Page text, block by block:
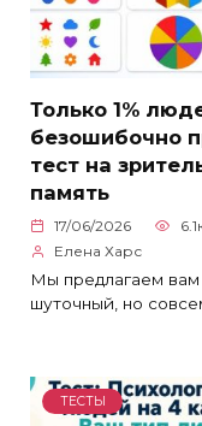
Только 1%
безошибочно
тест на
память
17/06/2026
Елена Харс
Мы предлагаем вам
шуточный, но
ТЕСТЫ